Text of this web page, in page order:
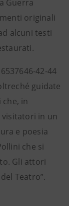
Guerra
originali
alcuni testi
42-44
guidate
in
visitatori in un
e poesia
che si
Gli attori
Teatro”.